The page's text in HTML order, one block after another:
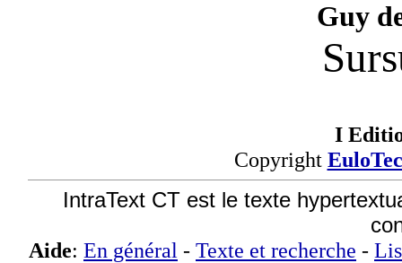
Guy
I
Copyright
IntraText CT est le texte
Aide: En général - Texte et recherche -